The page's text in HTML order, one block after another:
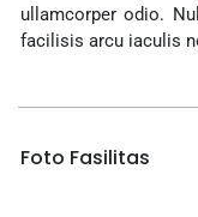
ullamcorper odio.
facilisis arcu iaculis
Foto Fasilitas